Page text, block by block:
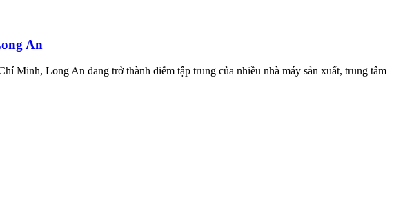
An
Minh, Long An đang trở thành điểm tập trung của nhiều nhà máy sản xuất, trung tâm